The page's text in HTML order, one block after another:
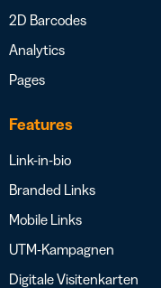
2D Barcodes
Analytics
Pages
Features
Link-in-bio
Branded Links
Mobile Links
UTM-Kampagnen
Digitale Visitenkarten